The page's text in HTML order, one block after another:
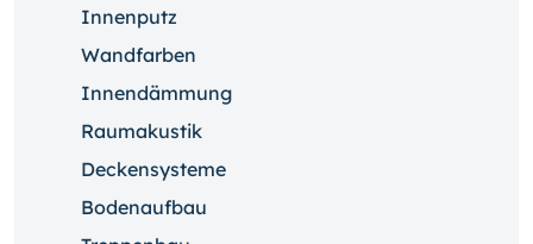
Innenputz
Wandfarben
Innendämmung
Raumakustik
Deckensysteme
Bodenaufbau